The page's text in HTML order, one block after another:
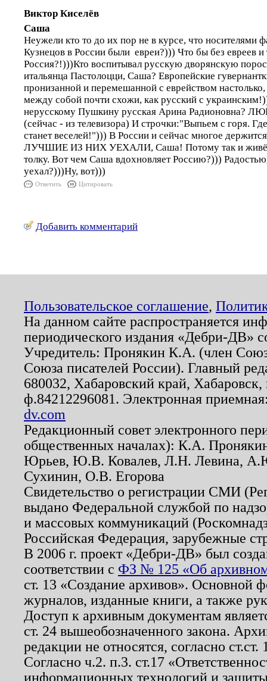
Виктор Киселёв
Саша
Неужели кто то до их пор не в курсе, что носителями
Кузнецов в России были евреи?))) Что бы без евреев и
Россия?!)))Кто воспитывал русскую дворянскую
итальянца Пастолоцци, Саша? Европейские
пронизанной и перемешанной с еврейством
между собой почти схожи, как русский с
нерусскому Пушкину русская Арина Радионовна?
(сейчас - из телевизора) И строчки:"Выпьем с горя.
станет веселей!"))) В России и сейчас многое
ЛУЧШИЕ ИЗ НИХ УЕХАЛИ, Саша! Потому так и
толку. Вот чем Саша вдохновляет Россию?)))
уехал?)))Ну, вот)))
Ответить Цитировать
Добавить комментарий
Пользовательское соглашение,
На данном сайте распространяется
периодического издания «Дебри-ДВ»
Учредитель: Пронякин К.А. (член
Союза писателей России). Главный
680032, Хабаровский край,
ф.84212296081. Электронная
dv.com
Редакционный совет электронного
общественных началах): К.А.
Юрьев, Ю.В. Ковалев, Л.Н. Левина,
Сухинин, О.В. Егорова
Свидетельство о регистрации СМИ
выдано Федеральной службой по
и массовых коммуникаций
Российская Федерация, зарубежные
В 2006 г. проект «Дебри-ДВ» был
соответствии с ФЗ № 125 «Об
ст. 13 «Создание архивов». Основной
журналов, изданные книги, а также
Доступ к архивным документам
ст. 24 вышеобозначенного закона.
редакции не относятся, согласно
Согласно ч.2. п.3. ст.17
информационных технологий и